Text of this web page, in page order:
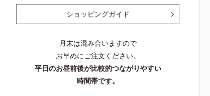
ショッピングガイド
月末は混み合いますので
お早めにご注文ください。
平日のお昼前後が比較的つながりやすい
時間帯です。